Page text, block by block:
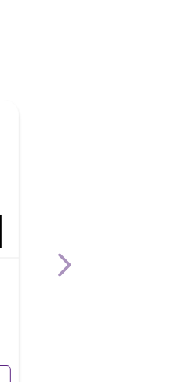
Jabon En Barra Lux